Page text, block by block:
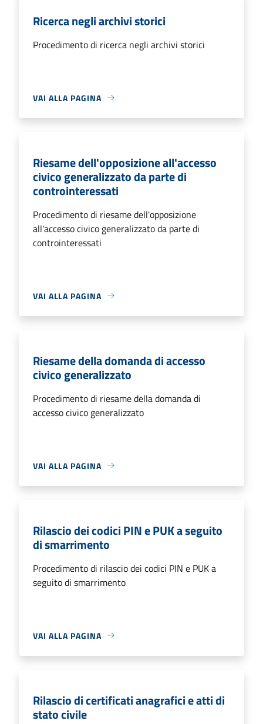
Ricerca negli archivi storici
Procedimento di ricerca negli archivi storici
VAI ALLA PAGINA
Riesame dell'opposizione all'accesso
civico generalizzato da parte di
controinteressati
Procedimento di riesame dell'opposizione
all'accesso civico generalizzato da parte di
controinteressati
VAI ALLA PAGINA
Riesame della domanda di accesso
civico generalizzato
Procedimento di riesame della domanda di
accesso civico generalizzato
VAI ALLA PAGINA
Rilascio dei codici PIN e PUK a seguito
di smarrimento
Procedimento di rilascio dei codici PIN e PUK a
seguito di smarrimento
VAI ALLA PAGINA
Rilascio di certificati anagrafici e atti di
stato civile